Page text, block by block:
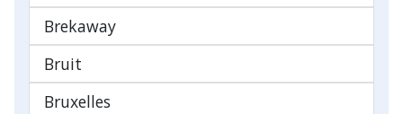
Brekaway
Bruit
Bruxelles